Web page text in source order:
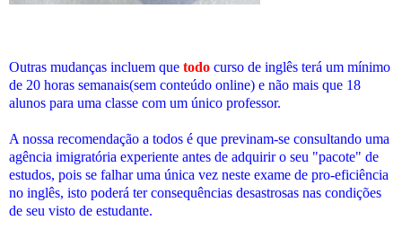
Outras mudanças incluem que todo curso de inglês terá um mínimo
de 20 horas semanais(sem conteúdo online) e não mais que 18
alunos para uma classe com um único professor.
A nossa recomendação a todos é que previnam-se consultando uma
agência imigratória experiente antes de adquirir o seu "pacote" de
estudos, pois se falhar uma única vez neste exame de pro-eficiência
no inglês, isto poderá ter consequências desastrosas nas condições
de seu visto de estudante.